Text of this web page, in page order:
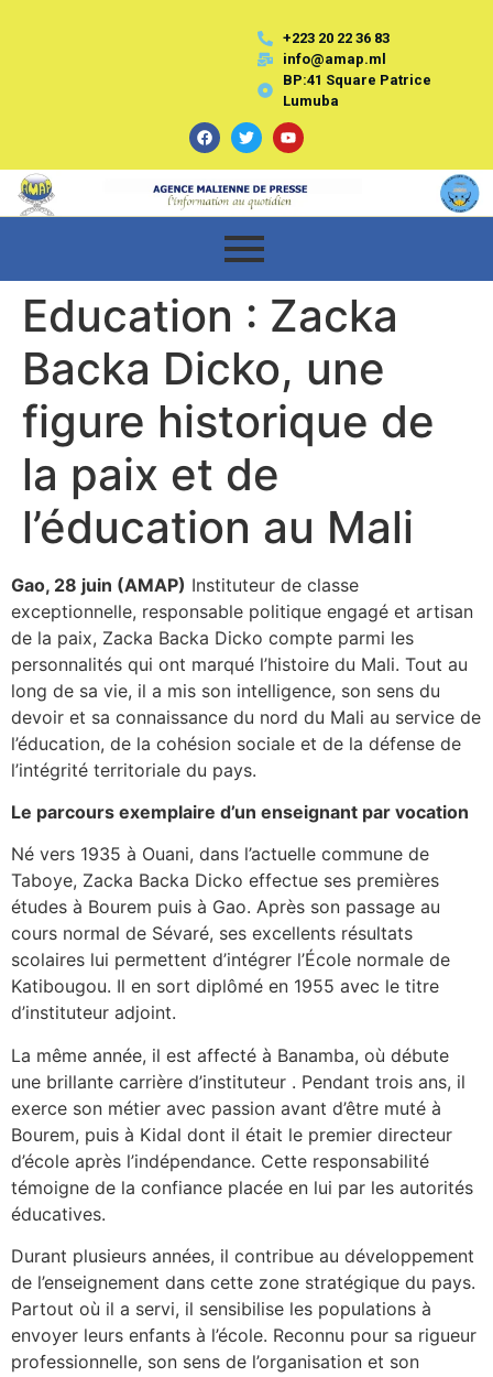
+223 20 22 36 83
info@amap.ml
BP:41 Square Patrice
Lumuba
Education : Zacka
Backa Dicko, une
figure historique de
la paix et de
l’éducation au Mali
Gao, 28 juin (AMAP) Instituteur de classe
exceptionnelle, responsable politique engagé et artisan
de la paix, Zacka Backa Dicko compte parmi les
personnalités qui ont marqué l’histoire du Mali. Tout au
long de sa vie, il a mis son intelligence, son sens du
devoir et sa connaissance du nord du Mali au service de
l’éducation, de la cohésion sociale et de la défense de
l’intégrité territoriale du pays.
‎Le parcours exemplaire d’un enseignant par vocation
‎Né vers 1935 à Ouani, dans l’actuelle commune de
Taboye, Zacka Backa Dicko effectue ses premières
études à Bourem puis à Gao. Après son passage au
cours normal de Sévaré, ses excellents résultats
scolaires lui permettent d’intégrer l’École normale de
Katibougou. Il en sort diplômé en 1955 avec le titre
d’instituteur adjoint.
‎La même année, il est affecté à Banamba, où débute
une brillante carrière d’instituteur . Pendant trois ans, il
exerce son métier avec passion avant d’être muté à
Bourem, puis à Kidal dont il était le premier directeur
d’école après l’indépendance. Cette responsabilité
témoigne de la confiance placée en lui par les autorités
éducatives.
‎Durant plusieurs années, il contribue au développement
de l’enseignement dans cette zone stratégique du pays.
Partout où il a servi, il sensibilise les populations à
envoyer leurs enfants à l’école. Reconnu pour sa rigueur
professionnelle, son sens de l’organisation et son